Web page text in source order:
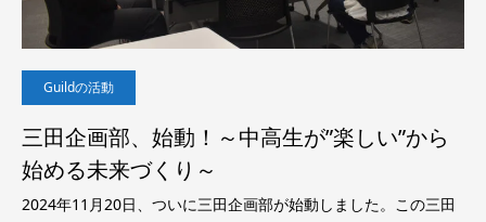
Guildの活動
三田企画部、始動！～中高生が”楽しい”から
始める未来づくり～
2024年11月20日、ついに三田企画部が始動しました。この三田